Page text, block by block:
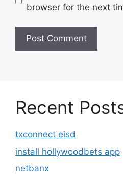
browser for the next
Recent
txconnect eisd
install hollywoodbets app
netbanx